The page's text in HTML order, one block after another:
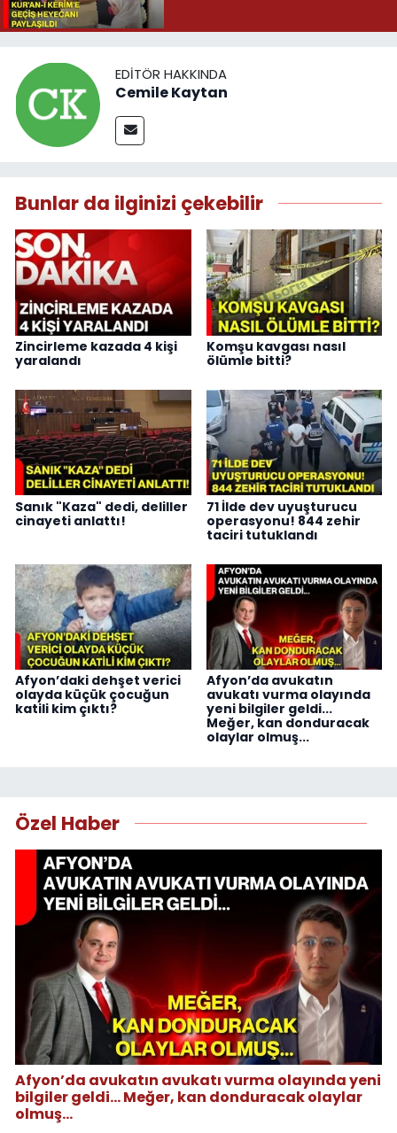
EDITÖR HAKKINDA
Cemile Kaytan
Bunlar da ilginizi çekebilir
Zincirleme kazada 4 kişi
yaralandı
Komşu kavgası nasıl
ölümle bitti?
Sanık "Kaza" dedi, deliller
cinayeti anlattı!
71 İlde dev uyuşturucu
operasyonu! 844 zehir
taciri tutuklandı
Afyon’daki dehşet verici
olayda küçük çocuğun
katili kim çıktı?
Afyon’da avukatın
avukatı vurma olayında
yeni bilgiler geldi...
Meğer, kan donduracak
olaylar olmuş...
Özel Haber
Afyon’da avukatın avukatı vurma olayında yeni
bilgiler geldi... Meğer, kan donduracak olaylar
olmuş...